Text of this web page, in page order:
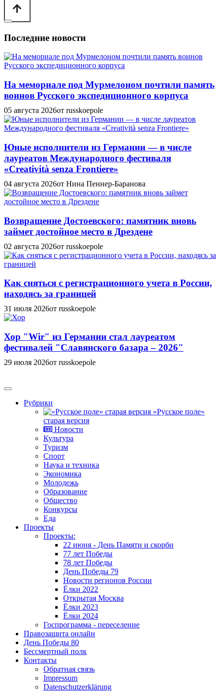
Последние новости
На мемориале под Мурмелоном почтили память
воинов Русского экспедиционного корпуса
05 августа 2026от russkoepole
Юные исполнители из Германии — в числе
лауреатов Международного фестиваля
«Creatività senza Frontiere»
04 августа 2026от Нина Пеннер-Баранова
Возвращение Достоевского: памятник вновь
займет достойное место в Дрездене
02 августа 2026от russkoepole
Как сняться с регистрационного учета в России,
находясь за границей
31 июля 2026от russkoepole
Хор "Wir" из Германии стал лауреатом
фестивалей "Славянского базара – 2026"
29 июля 2026от russkoepole
Рубрики
«Русское поле»
старая версия
Новости
Культура
Туризм
Спорт
Наука и техника
Экономика
Молодежь
Образование
Общество
Конкурсы
Еда
Проекты
Проекты:
22 июня - День Памяти и скорби
77 лет Победы
78 лет Победы
День Победы 79
Новости регионов России
Ёлки 2022
Открытая Москва
Ёлки 2023
Ёлки 2024
Госпрограмма - переселение
Правозащита онлайн
День Победы 80
Бессмертный полк
Контакты
Обратная связь
Impressum
Datenschutzerklärung